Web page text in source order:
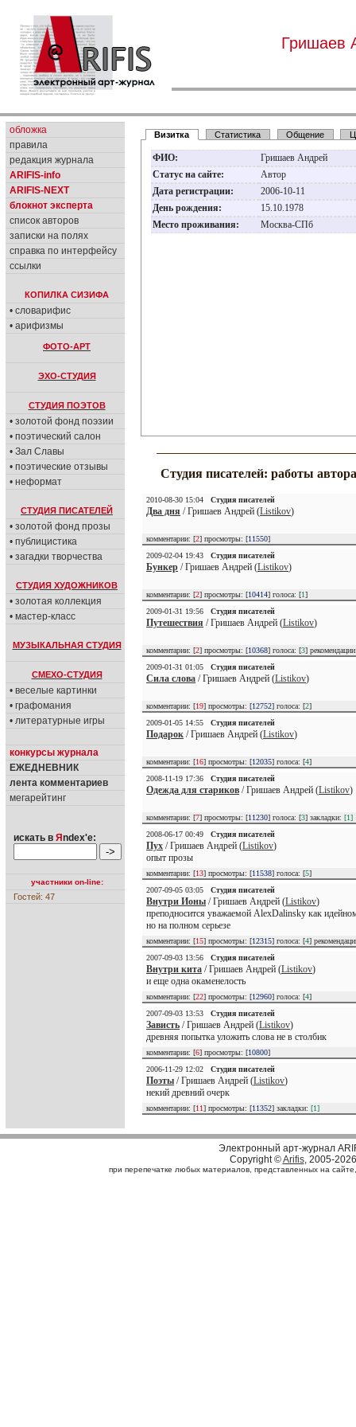
Гришаев
обложка
правила
редакция журнала
ARIFIS-info
ARIFIS-NEXT
блокнот эксперта
список авторов
записки на полях
справка по интерфейсу
ссылки
КОПИЛКА СИЗИФА
• словарифис
• арифизмы
ФОТО-АРТ
ЭХО-СТУДИЯ
СТУДИЯ ПОЭТОВ
• золотой фонд поэзии
• поэтический салон
• Зал Славы
• поэтические отзывы
• неформат
СТУДИЯ ПИСАТЕЛЕЙ
• золотой фонд прозы
• публицистика
• загадки творчества
СТУДИЯ ХУДОЖНИКОВ
• золотая коллекция
• мастер-класс
МУЗЫКАЛЬНАЯ СТУДИЯ
СМЕХО-СТУДИЯ
• веселые картинки
• графомания
• литературные игры
конкурсы журнала
ЕЖЕДНЕВНИК
лента комментариев
мегарейтинг
искать в Я ndex'е:
участники on-line:
Гостей: 47
Визитка Статистика Общение
ФИО:
Гришаев Андрей
Статус на сайте:
Автор
Дата регистрации:
2006-10-11
День рождения:
15.10.1978
Место проживания:
Москва-СПб
Студия писателей: работы автора
2010-08-30 15:04 Студия писателей
Два дня / Гришаев Андрей (Listikov)
комментарии: [2] просмотры: [11550]
2009-02-04 19:43
Студия писателей
Бункер / Гришаев Андрей (Listikov)
комментарии: [2] просмотры: [10414] голоса: [1]
2009-01-31 19:56
Студия писателей
Путешествия / Гришаев Андрей (Listikov)
комментарии: [2] просмотры: [10368] голоса: [3]
2009-01-31 01:05
Студия писателей
Сила слова / Гришаев Андрей (Listikov)
комментарии: [19] просмотры: [12752] голоса: [2]
2009-01-05 14:55
Студия писателей
Подарок / Гришаев Андрей (Listikov)
комментарии: [16] просмотры: [12035] голоса: [4]
2008-11-19 17:36
Студия писателей
Одежда для стариков / Гришаев Андрей (Listikov)
комментарии: [7] просмотры: [11230] голоса: [3] закладки: [1]
2008-06-17 00:49
Студия писателей
Пух / Гришаев Андрей (Listikov)
опыт прозы
комментарии: [13] просмотры: [11538] голоса: [5]
2007-09-05 03:05
Студия писателей
Внутри Ионы / Гришаев Андрей (Listikov)
преподносится уважаемой AlexDalinsky как
но на полном серьезе
комментарии: [15] просмотры: [12315] голоса: [4]
2007-09-03 13:56
Студия писателей
Внутри кита / Гришаев Андрей (Listikov)
и еще одна окаменелость
комментарии: [22] просмотры: [12960] голоса: [4]
2007-09-03 13:53
Студия писателей
Зависть / Гришаев Андрей (Listikov)
древняя попытка уложить слова не в столбик
комментарии: [6] просмотры: [10800]
2006-11-29 12:02
Студия писателей
Поэты / Гришаев Андрей (Listikov)
некий древний очерк
комментарии: [11] просмотры: [11352] закладки: [1]
Электронный арт-журнал
Copyright ©Arifis, 2005-2026
при перепечатке любых материалов, представленных на